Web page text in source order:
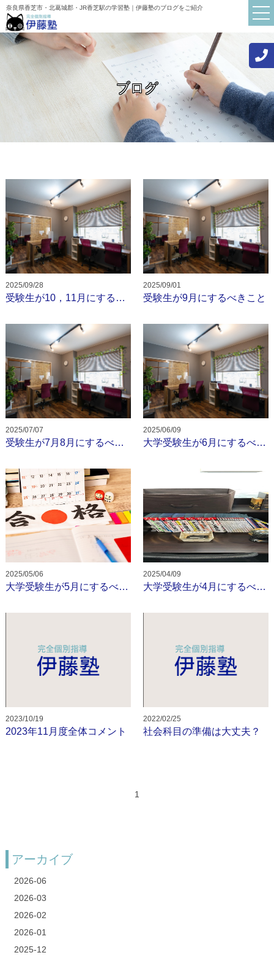
奈良県香芝市・北葛城郡・JR香芝駅の学習塾｜伊藤塾のブログをご紹介
伊藤塾について
ブログ
よくある質問
保護者・生徒の声
お問い合わせ
校舎紹介
香芝下田校
二上駅前校
小学生コース
中学生コース
高校生・大学受験・社会人コース
ブログ
2025/09/28
受験生が10，11月にするべきこと
2025/09/01
受験生が9月にするべきこと
2025/07/07
受験生が7月8月にするべきこと
2025/06/09
大学受験生が6月にするべきこと
2025/05/06
大学受験生が5月にするべきこと
2025/04/09
大学受験生が4月にするべきこと
2023/10/19
2023年11月度全体コメント
2022/02/25
社会科目の準備は大丈夫？
1
アーカイブ
2026-06
2026-03
2026-02
2026-01
2025-12